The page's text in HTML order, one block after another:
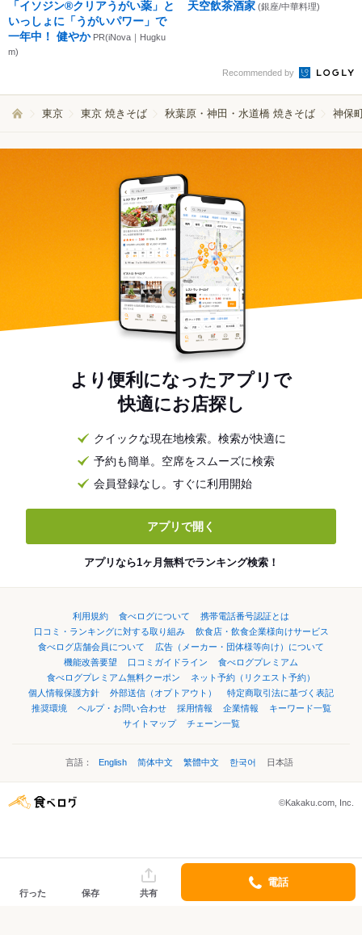
「イソジン®クリアうがい薬」と
いっしょに「うがいパワー」で
一年中！ 健やか PR(iNova｜Hugku
m)
天空飲茶酒家 (銀座/中華料理)
Recommended by
東京 東京 焼きそば 秋葉原・神田・水道橋 焼きそば 神保
より便利になったアプリで
快適にお店探し
クイックな現在地検索。検索が快適に
予約も簡単。空席をスムーズに検索
会員登録なし。すぐに利用開始
アプリで開く
アプリなら1ヶ月無料でランキング検索！
利用規約 食べログについて
携帯電話番号認証とは
口コミ・ランキングに対する取り組み
飲食店・飲食企業様向けサービス
食べログ店舗会員について
広告（メーカー・団体様等向け）について
機能改善要望
口コミガイドライン
食べログプレミアム
食べログプレミアム無料クーポン
ネット予約（リクエスト予約）
個人情報保護方針
外部送信（オプトアウト）
特定商取引法に基づく表記
推奨環境
ヘルプ・お問い合わせ 採用情報 企業情報
キーワード一覧
サイトマップ
チェーン一覧
言語： English 简体中文 繁體中文 한국어 日本語
©Kakaku.com, Inc.
行った 保存 共有
電話